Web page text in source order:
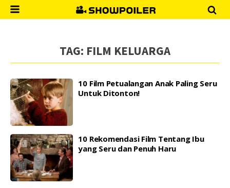
TAG: FILM KELUARGA
10 Film Petualangan Anak Paling Seru
Untuk Ditonton!
10 Rekomendasi Film Tentang Ibu
yang Seru dan Penuh Haru